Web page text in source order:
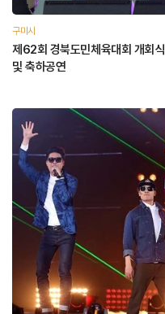
구미시
제62회 경북도민체육대회 개회식
및 축하공연